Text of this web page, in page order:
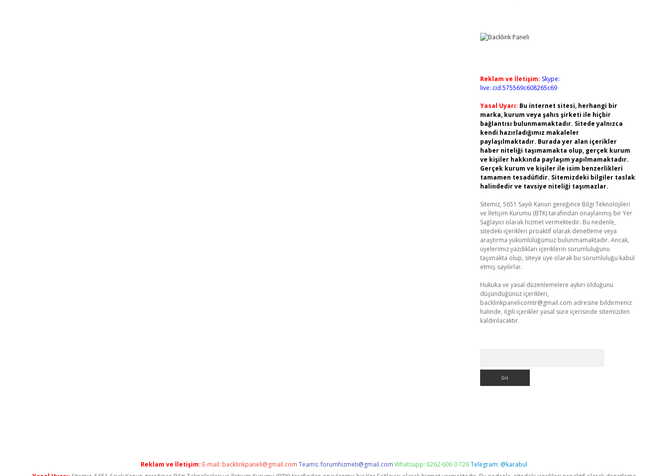
Reklam ve İletişim: Skype:
live:.cid.575569c608265c69
Yasal Uyarı: Bu internet sitesi, herhangi bir
marka, kurum veya şahıs şirketi ile hiçbir
bağlantısı bulunmamaktadır. Sitede yalnızca
kendi hazırladığımız makaleler
paylaşılmaktadır. Burada yer alan içerikler
haber niteliği taşımamakta olup, gerçek kurum
ve kişiler hakkında paylaşım yapılmamaktadır.
Gerçek kurum ve kişiler ile isim benzerlikleri
tamamen tesadüfidir. Sitemizdeki bilgiler taslak
halindedir ve tavsiye niteliği taşımazlar.
Sitemiz, 5651 Sayılı Kanun gereğince Bilgi Teknolojileri
ve İletişim Kurumu (BTK) tarafından onaylanmış bir Yer
Sağlayıcı olarak hizmet vermektedir. Bu nedenle,
sitedeki içerikleri proaktif olarak denetleme veya
araştırma yükümlülüğümüz bulunmamaktadır. Ancak,
üyelerimiz yazdıkları içeriklerin sorumluluğunu
taşımakta olup, siteye üye olarak bu sorumluluğu kabul
etmiş sayılırlar.
Hukuka ve yasal düzenlemelere aykırı olduğunu
düşündüğünüz içerikleri,
backlinkpanelicomtr@gmail.com adresine bildirmeniz
halinde, ilgili içerikler yasal süre içerisinde sitemizden
kaldırılacaktır.
Reklam ve İletişim: E-mail: backlinkpaneli@gmail.com Teams:forumhizmeti@gmail.com Whatsapp: 0262 606 0 726Telegram: @karabul